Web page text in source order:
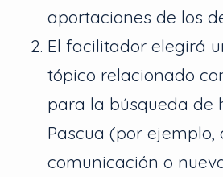
aportaciones de los
El facilitador elegirá
tópico relacionado
para la búsqueda de
Pascua (por ejemplo,
comunicación o